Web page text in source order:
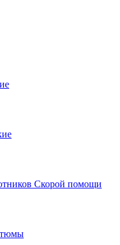
Скорой помощи